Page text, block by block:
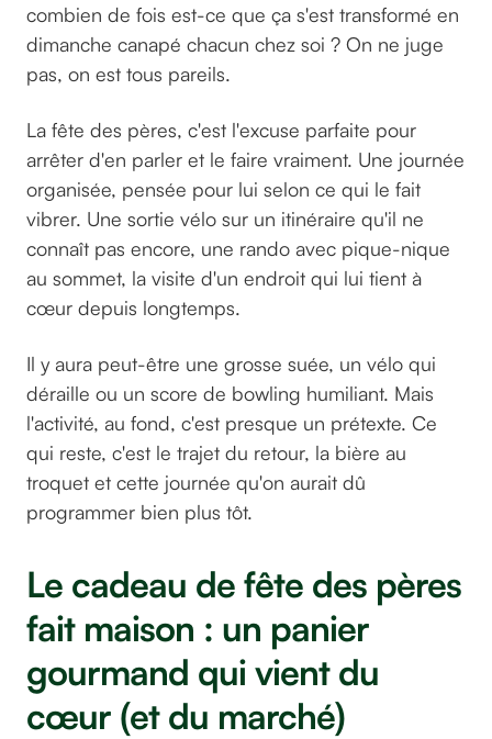
combien de fois est-ce que ça s'est transformé en
dimanche canapé chacun chez soi ? On ne juge
pas, on est tous pareils.
La fête des pères, c'est l'excuse parfaite pour
arrêter d'en parler et le faire vraiment. Une journée
organisée, pensée pour lui selon ce qui le fait
vibrer. Une sortie vélo sur un itinéraire qu'il ne
connaît pas encore, une rando avec pique-nique
au sommet, la visite d'un endroit qui lui tient à
cœur depuis longtemps.
Il y aura peut-être une grosse suée, un vélo qui
déraille ou un score de bowling humiliant. Mais
l'activité, au fond, c'est presque un prétexte. Ce
qui reste, c'est le trajet du retour, la bière au
troquet et cette journée qu'on aurait dû
programmer bien plus tôt.
Le cadeau de fête des pères
fait maison : un panier
gourmand qui vient du
cœur (et du marché)